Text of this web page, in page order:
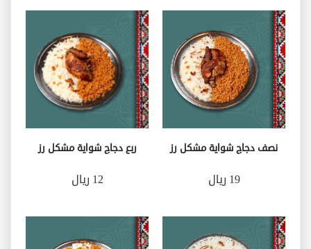
نصف دجاج شواية مشكل رز
19 ريال
ربع دجاج شواية مشكل رز
12 ريال